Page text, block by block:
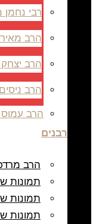
רבי
הרב
הרב יצחק
הרב ניסים
הרב
רבנים
הרב
תמונות
תמונות
תמונות